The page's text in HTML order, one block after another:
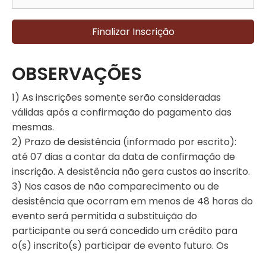
OBSERVAÇÕES
1) As inscrições somente serão consideradas
válidas após a confirmação do pagamento das
mesmas.
2) Prazo de desistência (informado por escrito):
até 07 dias a contar da data de confirmação de
inscrição. A desistência não gera custos ao inscrito.
3) Nos casos de não comparecimento ou de
desistência que ocorram em menos de 48 horas do
evento será permitida a substituição do
participante ou será concedido um crédito para
o(s) inscrito(s) participar de evento futuro. Os